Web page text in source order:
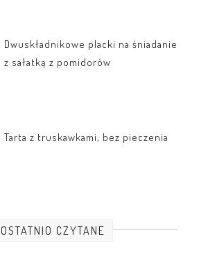
Dwuskładnikowe placki na śniadanie
z sałatką z pomidorów
Tarta z truskawkami, bez pieczenia
OSTATNIO CZYTANE